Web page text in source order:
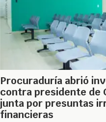
Procuraduría abrió
contra presidente de
junta por presuntas
financieras